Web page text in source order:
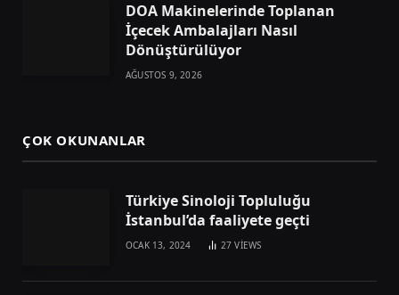
DOA Makinelerinde Toplanan
İçecek Ambalajları Nasıl
Dönüştürülüyor
AĞUSTOS 9, 2026
ÇOK OKUNANLAR
Türkiye Sinoloji Topluluğu
İstanbul’da faaliyete geçti
OCAK 13, 2024 27VIEWS